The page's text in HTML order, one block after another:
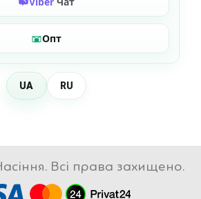
Опт
UA RU
Всі права захищено.